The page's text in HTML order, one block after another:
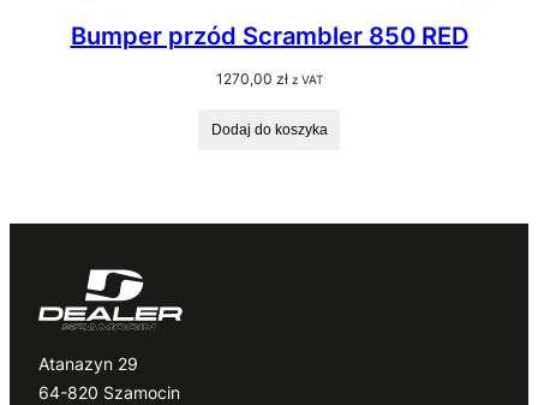
Bumper przód Scrambler 850 RED
1270,00 zł z VAT
Dodaj do koszyka
Atanazyn 29
64-820 Szamocin